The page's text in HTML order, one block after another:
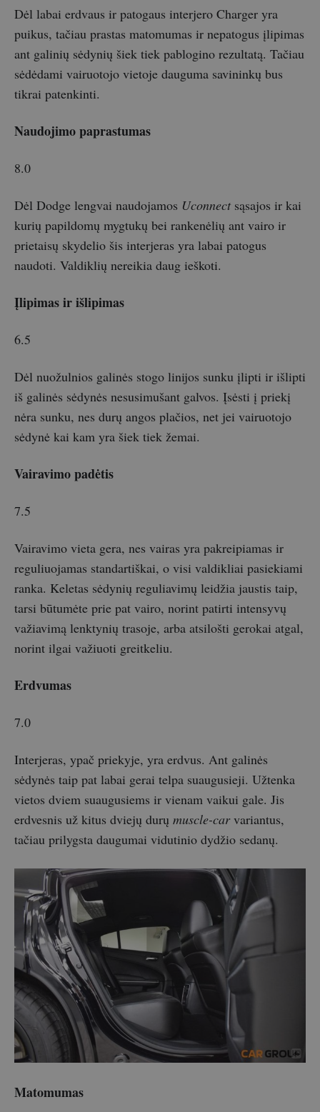
Dėl labai erdvaus ir patogaus interjero Charger yra
puikus, tačiau prastas matomumas ir nepatogus įlipimas
ant galinių sėdynių šiek tiek pablogino rezultatą. Tačiau
sėdėdami vairuotojo vietoje dauguma savininkų bus
tikrai patenkinti.
Naudojimo paprastumas
8.0
Dėl Dodge lengvai naudojamos Uconnect sąsajos ir kai
kurių papildomų mygtukų bei rankenėlių ant vairo ir
prietaisų skydelio šis interjeras yra labai patogus
naudoti. Valdiklių nereikia daug ieškoti.
Įlipimas ir išlipimas
6.5
Dėl nuožulnios galinės stogo linijos sunku įlipti ir išlipti
iš galinės sėdynės nesusimušant galvos. Įsėsti į priekį
nėra sunku, nes durų angos plačios, net jei vairuotojo
sėdynė kai kam yra šiek tiek žemai.
Vairavimo padėtis
7.5
Vairavimo vieta gera, nes vairas yra pakreipiamas ir
reguliuojamas standartiškai, o visi valdikliai pasiekiami
ranka. Keletas sėdynių reguliavimų leidžia jaustis taip,
tarsi būtumėte prie pat vairo, norint patirti intensyvų
važiavimą lenktynių trasoje, arba atsilošti gerokai atgal,
norint ilgai važiuoti greitkeliu.
Erdvumas
7.0
Interjeras, ypač priekyje, yra erdvus. Ant galinės
sėdynės taip pat labai gerai telpa suaugusieji. Užtenka
vietos dviem suaugusiems ir vienam vaikui gale. Jis
erdvesnis už kitus dviejų durų muscle-carvariantus,
tačiau prilygsta daugumai vidutinio dydžio sedanų.
Matomumas